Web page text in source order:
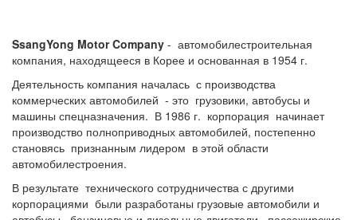
SsangYong Motor Company - автомобилестроительная
компания, находящееся в Корее и основанная в 1954 г.
Деятельность компания началась с производства
коммерческих автомобилей - это грузовики, автобусы и
машины спецназначения. В 1986 г. корпорация начинает
производство полноприводных автомобилей, постепенно
становясь признанным лидером в этой области
автомобилестроения.
В результате технического сотрудничества с другими
корпорациями были разработаны грузовые автомобили и